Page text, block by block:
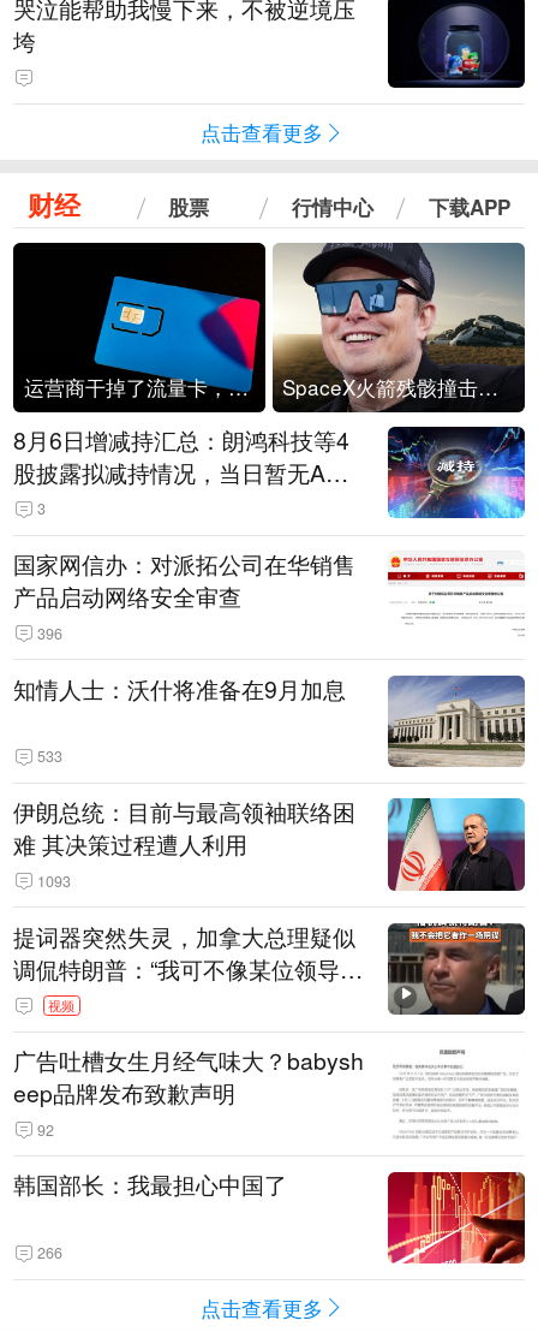
哭泣能帮助我慢下来，不被逆境压
垮
点击查看更多
财经 股票 行情中心 下载APP
运营商干掉了流量卡，他们真的玩不起了 SpaceX火箭残骸撞击月球
8月6日增减持汇总：朗鸿科技等4
股披露拟减持情况，当日暂无A股
公司披露拟增持情况（表）
3
国家网信办：对派拓公司在华销售
产品启动网络安全审查
396
知情人士：沃什将准备在9月加息
533
伊朗总统：目前与最高领袖联络困
难 其决策过程遭人利用
1093
提词器突然失灵，加拿大总理疑似
调侃特朗普：“我可不像某位领导
人，把这当成一场阴谋”，全场哄笑
视频
广告吐槽女生月经气味大？babysh
eep品牌发布致歉声明
92
韩国部长：我最担心中国了
266
点击查看更多